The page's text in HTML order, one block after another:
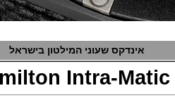
אינדקס שעוני המילטון בישראל
Hamilton Intra-